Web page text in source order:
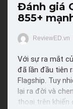
Đánh giá
855+
ReviewED.vn
Với sự ra mắt
đã lần đầu tiên
Flagship. Tuy
lại ra đời và
thoại trên khiến